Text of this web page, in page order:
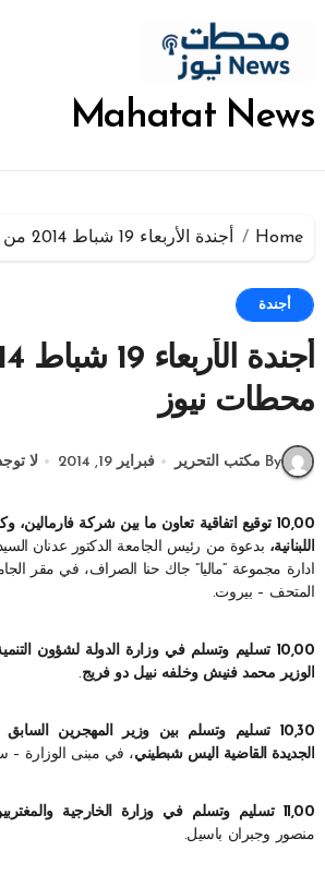
المحتوى
Mahatat News
Home أجندة الأربعاء 19 شباط 2014 من محطات نيوز
أجندة
محطات نيوز
By مكتب التحرير فبراير 19, 2014 لا
10,00 توقيع اتفاقية تعاون ما بين شركة
اللبنانية، بدعوة من رئيس الجامعة الدكتور عدنان
ادارة مجموعة “ماليا” جاك حنا الصراف، في مقر
المتحف – بيروت.
10,00 تسليم وتسلم في وزارة الدولة لشؤون
الوزير محمد فنيش وخلفه نبيل دو فريج.
10,30 تسليم وتسلم بين وزير المهجرين
الجديدة القاضية اليس شبطيني، في مبنى الوزارة –
11,00 تسليم وتسلم في وزارة الخارجية والمغتربين،
منصور وجبران باسيل.